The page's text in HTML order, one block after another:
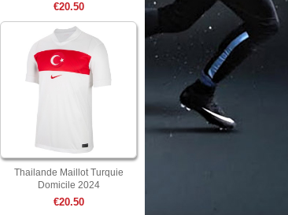
€20.50
Thailande Maillot Turquie
Domicile 2024
€20.50